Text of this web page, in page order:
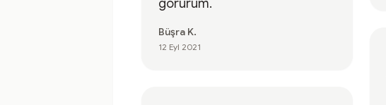
görürüm.
Büşra K.
12 Eyl 2021